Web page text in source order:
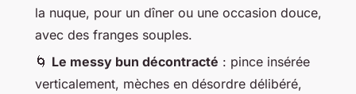
la nuque, pour un dîner ou une occasion douce,
avec des franges souples.
🌀 Le messy bun décontracté : pince insérée
verticalement, mèches en désordre délibéré,